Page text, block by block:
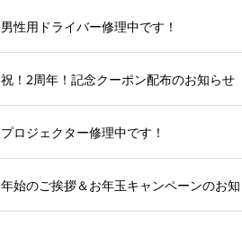
男性用ドライバー修理中です！
祝！2周年！記念クーポン配布のお知らせ
プロジェクター修理中です！
年始のご挨拶＆お年玉キャンペーンのお